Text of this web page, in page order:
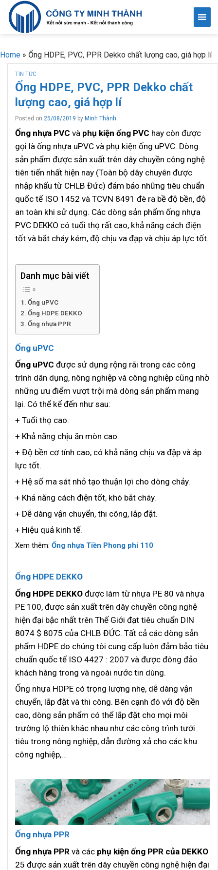
Skip
content
Home » Ống HDPE, PVC, PPR Dekko chất lượng cao, giá hợp lí
TIN TỨC
Ống HDPE, PVC, PPR Dekko chất
lượng cao, giá hợp lí
Posted on 25/08/2019 by Minh Thành
Ống nhựa PVC và phụ kiện ống PVC hay còn được
gọi là ống nhựa uPVC và phụ kiện ống uPVC. Dòng
sản phẩm được sản xuất trên dây chuyền công nghệ
tiên tiến nhất hiện nay (Toàn bộ dây chuyên được
nhập khẩu từ CHLB Đức) đảm bảo những tiêu chuẩn
quốc tế ISO 1452 và TCVN 8491 đè ra bề độ bền, độ
an toàn khi sử dụng. Các dòng sản phẩm ống nhựa
PVC DEKKO có tuổi thọ rất cao, khả năng cách điện
tốt và bắt cháy kém, độ chịu va đạp và chịu áp lực tốt.
Danh mục bài viết
Ống uPVC
Ống HDPE DEKKO
Ống nhựa PPR
Ống uPVC
Ống uPVC được sử dụng rộng rãi trong các công
trình dân dụng, nông nghiệp và công nghiệp cũng nhờ
những ưu điểm vượt trội mà dòng sản phẩm mang
lại. Có thể kể đến như sau:
+ Tuổi thọ cao.
+ Khả năng chịu ăn mòn cao.
+ Độ bền cơ tính cao, có khả năng chịu va đập và áp
lực tốt.
+ Hệ số ma sát nhỏ tạo thuận lợi cho dòng chảy.
+ Khả năng cách điện tốt, khó bắt cháy.
+ Dễ dàng vận chuyển, thi công, lắp đặt.
+ Hiệu quả kinh tế.
Xem thêm: Ống nhựa Tiền Phong phi 110
Ống HDPE DEKKO
Ống HDPE DEKKO được làm từ nhựa PE 80 và nhựa
PE 100, được sản xuất trên dây chuyền công nghệ
hiện đại bậc nhất trên Thế Giới đạt tiêu chuẩn DIN
8074 $ 8075 của CHLB ĐỨC. Tất cả các dòng sản
phẩm HDPE do chúng tôi cung cấp luôn đảm bảo tiêu
chuẩn quốc tế ISO 4427 : 2007 và được đông đảo
khách hàng trong và ngoài nước tin dùng.
Ống nhựa HDPE có trọng lượng nhẹ, dễ dàng vận
chuyển, lắp đặt và thi công. Bên cạnh đó với độ bền
cao, dòng sản phẩm có thể lắp đặt cho mọi môi
trường lộ thiên khác nhau như các công trình tưới
tiêu trong nông nghiệp, dẫn đường xả cho các khu
công nghiệp,…
Ống nhựa PPR
Ống nhựa PPR và các phụ kiện ống PPR của DEKKO
25 được sản xuất trên dây chuyền công nghệ hiện đại